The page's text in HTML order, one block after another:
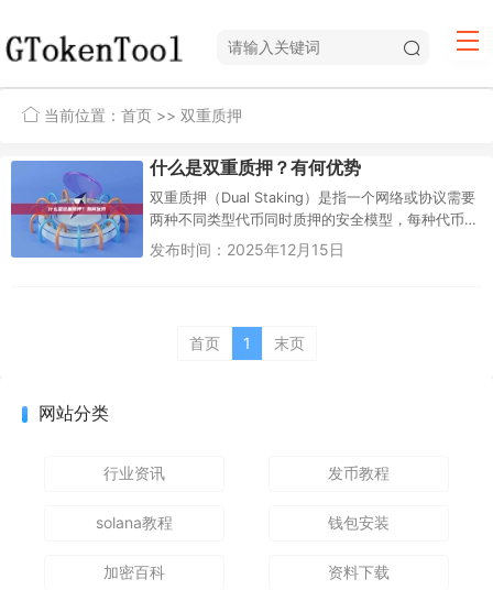
当前位置： 首页 >> 双重质押
什么是双重质押？有何优势
双重质押（Dual Staking）是指一个网络或协议需要
两种不同类型代币同时质押的安全模型，每种代币
承担不同的职责。具体的代币组合因项目而异，但
发布时间：2025年12月15日
首页 1 末页
网站分类
行业资讯 发币教程
solana教程 钱包安装
加密百科 资料下载